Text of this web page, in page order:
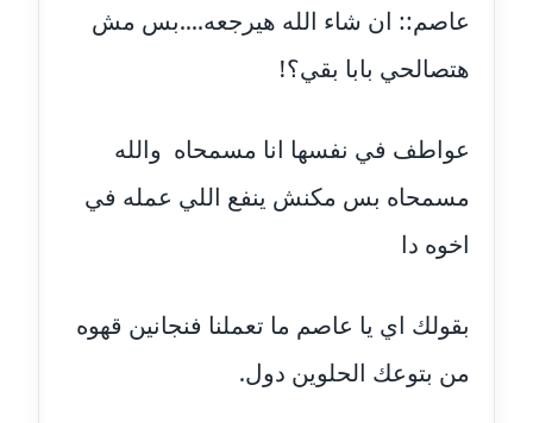
عاملة
مدونة انجي مطاوع
مدونة آيات القاضي
مدونة ايمان الدواخلي
مدونة ايمان النادي
عاملة
عاصم:: ان شاء الله هيرجعه....بس مش
هتصالحي بابا بقي؟!
عواطف في نفسها انا مسمحاه والله
مسمحاه بس مكنش ينفع اللي عمله في
اخوه دا
بقولك اي يا عاصم ما تعملنا فنجانين قهوه
من بتوعك الحلوين دول.